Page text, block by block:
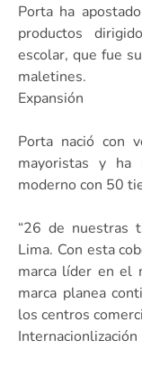
Porta ha
productos
escolar, que fue
maletines.
Expansión
Porta nació con
mayoristas y
moderno con 50
“26 de nuestras
Lima. Con esta
marca líder en el
marca planea
los centros
Internacionlización